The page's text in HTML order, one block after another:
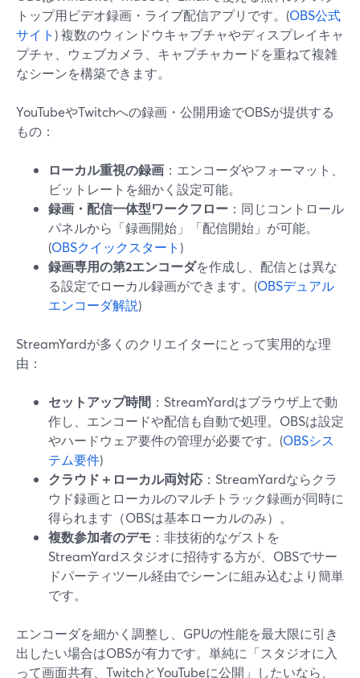
トップ用ビデオ録画・ライブ配信アプリです。(OBS公式
サイト ) 複数のウィンドウキャプチャやディスプレイキャ
プチャ、ウェブカメラ、キャプチャカードを重ねて複雑
なシーンを構築できます。
YouTubeやTwitchへの録画・公開用途でOBSが提供する
もの：
ローカル重視の録画 ：エンコーダやフォーマット、
ビットレートを細かく設定可能。
録画・配信一体型ワークフロー ：同じコントロール
パネルから「録画開始」「配信開始」が可能。
(OBSクイックスタート )
録画専用の第2エンコーダを作成し、配信とは異な
る設定でローカル録画ができます。(OBSデュアル
エンコーダ解説)
StreamYardが多くのクリエイターにとって実用的な理
由：
セットアップ時間 ：StreamYardはブラウザ上で動
作し、エンコードや配信も自動で処理。OBSは設定
やハードウェア要件の管理が必要です。(OBSシス
テム要件)
クラウド＋ローカル両対応 ：StreamYardならクラ
ウド録画とローカルのマルチトラック録画が同時に
得られます（OBSは基本ローカルのみ）。
複数参加者のデモ ：非技術的なゲストを
StreamYardスタジオに招待する方が、OBSでサー
ドパーティツール経由でシーンに組み込むより簡単
です。
エンコーダを細かく調整し、GPUの性能を最大限に引き
出したい場合はOBSが有力です。単純に「スタジオに入
って画面共有、TwitchとYouTubeに公開」したいなら、